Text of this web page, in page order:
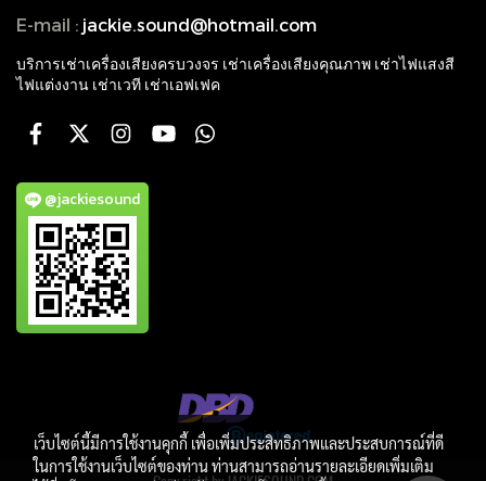
E-mail : jackie.sound@hotmail.com
บริการเช่าเครื่องเสียงครบวงจร เช่าเครื่องเสียงคุณภาพ เช่าไฟแสงสี
ไฟแต่งงาน เช่าเวที เช่าเอฟเฟค
@jackiesound
เว็บไซต์นี้มีการใช้งานคุกกี้ เพื่อเพิ่มประสิทธิภาพและประสบการณ์ที่ดี
ในการใช้งานเว็บไซต์ของท่าน ท่านสามารถอ่านรายละเอียดเพิ่มเติม